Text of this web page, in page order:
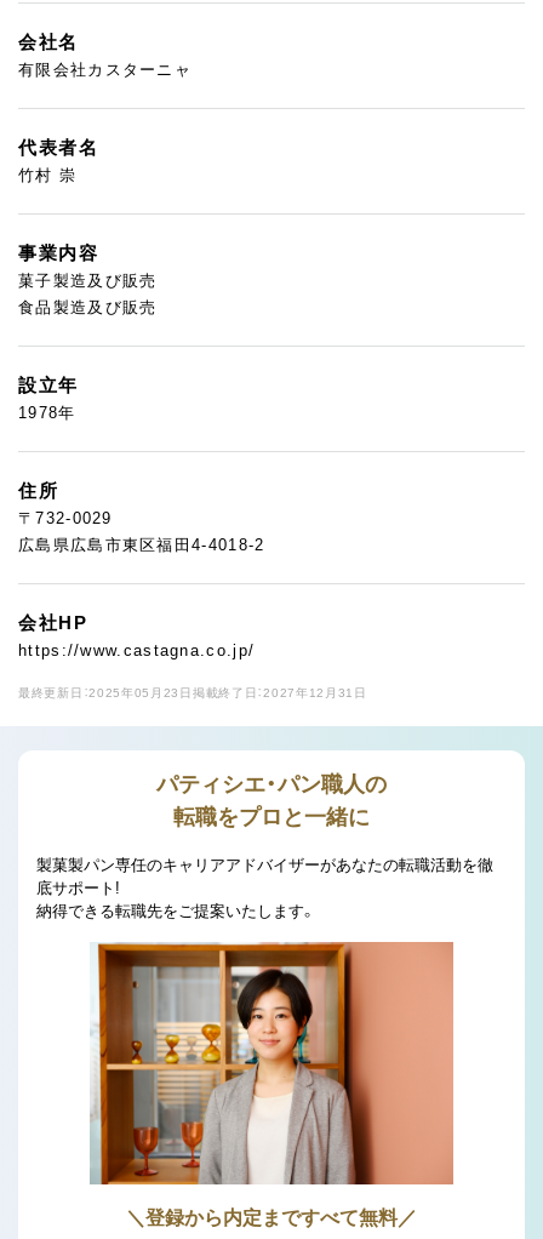
会社名
有限会社カスターニャ
代表者名
竹村 崇
事業内容
菓子製造及び販売
食品製造及び販売
設立年
1978年
住所
〒732-0029
広島県広島市東区福田4-4018-2
会社HP
https://www.castagna.co.jp/
最終更新日：2025年05月23日 掲載終了日：2027年12月31日
パティシエ・パン職人の
転職をプロと一緒に
製菓製パン専任のキャリアアドバイザーがあなたの転職活動を徹
底サポート!
納得できる転職先をご提案いたします。
＼登録から内定まですべて無料／